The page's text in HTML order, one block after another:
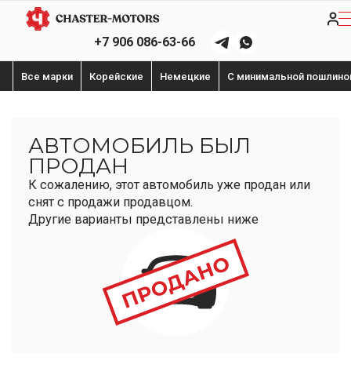
+7 906 086-63-66
Все марки Корейские Немецкие С минимальной
АВТОМОБИЛЬ БЫЛ
ПРОДАН
К сожалению, этот автомобиль уже продан или
снят с продажи продавцом.
Другие варианты представлены ниже